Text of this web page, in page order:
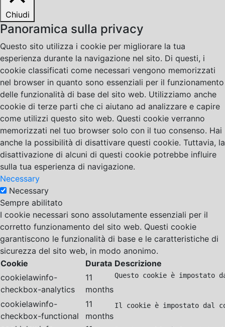
Chiudi
Panoramica sulla privacy
Questo sito utilizza i cookie per migliorare la tua
esperienza durante la navigazione nel sito. Di questi, i
cookie classificati come necessari vengono memorizzati
nel browser in quanto sono essenziali per il funzionamento
delle funzionalità di base del sito web. Utilizziamo anche
cookie di terze parti che ci aiutano ad analizzare e capire
come utilizzi questo sito web. Questi cookie verranno
memorizzati nel tuo browser solo con il tuo consenso. Hai
anche la possibilità di disattivare questi cookie. Tuttavia, la
disattivazione di alcuni di questi cookie potrebbe influire
sulla tua esperienza di navigazione.
Necessary
Necessary
Sempre abilitato
I cookie necessari sono assolutamente essenziali per il
corretto funzionamento del sito web. Questi cookie
garantiscono le funzionalità di base e le caratteristiche di
sicurezza del sito web, in modo anonimo.
Cookie
Durata Descrizione
cookielawinfo-
checkbox-analytics
11
months
Questo cookie è
cookielawinfo-
checkbox-functional
11
months
Il cookie è impostato dal